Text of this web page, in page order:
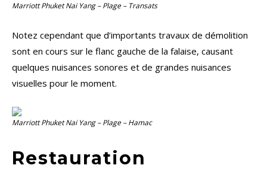
Marriott Phuket Nai Yang – Plage – Transats
Notez cependant que d’importants travaux de démolition
sont en cours sur le flanc gauche de la falaise, causant
quelques nuisances sonores et de grandes nuisances
visuelles pour le moment.
Marriott Phuket Nai Yang – Plage – Hamac
Restauration